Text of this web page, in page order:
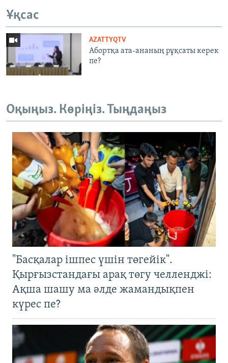
Ұқсас
AZATTYQTV
Абортқа ата-ананың рұқсаты керек
пе?
Оқыңыз. Көріңіз. Тыңдаңыз
"Басқалар ішпес үшін төгейік".
Қырғызстандағы арақ төгу челленджі:
Ақша шашу ма әлде жамандықпен
күрес пе?